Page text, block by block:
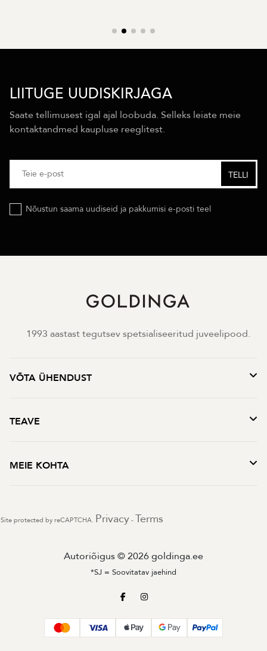
LIITUGE UUDISKIRJAGA
Saate tellimusest igal ajal loobuda. Selleks leiate meie
kontaktandmed kaupluse reeglitest.
Nõustun saama uudiseid ja pakkumisi e-posti teel
1993 aastast tegutsev spetsialiseeritud juveelipood.
VÕTA ÜHENDUST
TEAVE
MEIE KOHTA
Site protected by reCAPTCHA. Privacy - Terms
Autoriõigus © 2026 goldinga.ee
*SJ = Soovitatav jaehind